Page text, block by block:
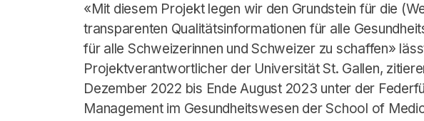
«Mit diesem Projekt legen wir den Grundstein für die
transparenten Qualitätsinformationen für alle
für alle Schweizerinnen und Schweizer zu schaffen»
Projektverantwortlicher der Universität St. Gallen,
Dezember 2022 bis Ende August 2023 unter der
Management im Gesundheitswesen der School of